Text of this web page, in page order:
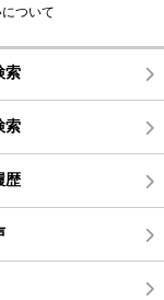
ついて
索
索
歴